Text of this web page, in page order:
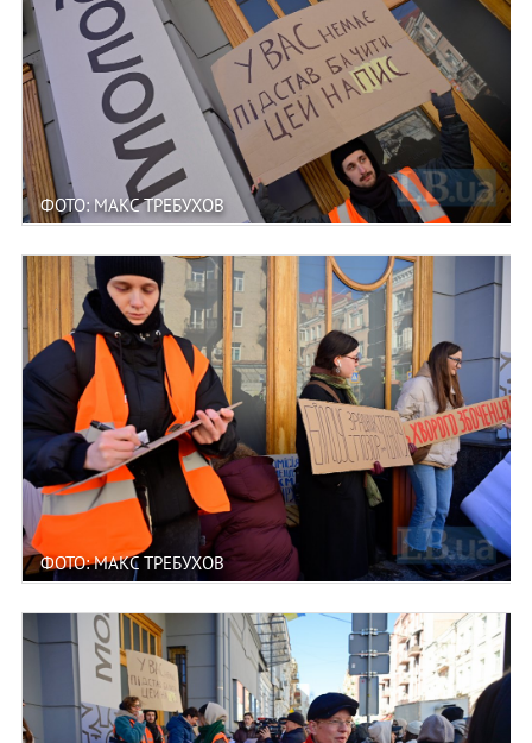
ФОТО: МАКС ТРЕБУХОВ
ФОТО: МАКС ТРЕБУХОВ